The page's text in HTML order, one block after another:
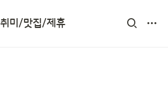
취미/맛집/제휴
부동산 투자